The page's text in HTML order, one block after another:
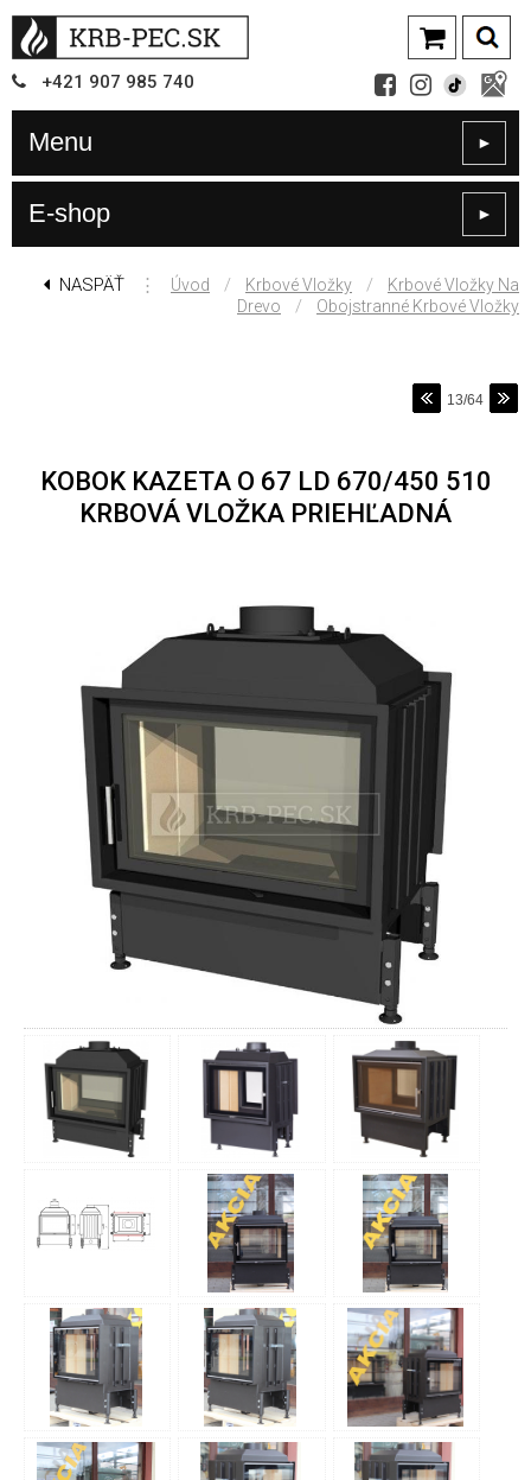
+421 907 985 740
Menu ►
E-shop ►
NASPÄŤ ⋮ Úvod / Krbové Vložky /
Krbové Vložky Na
Drevo
/ Obojstranné Krbové Vložky
13/64
KOBOK KAZETA O 67 LD 670/450 510
KRBOVÁ VLOŽKA PRIEHĽADNÁ